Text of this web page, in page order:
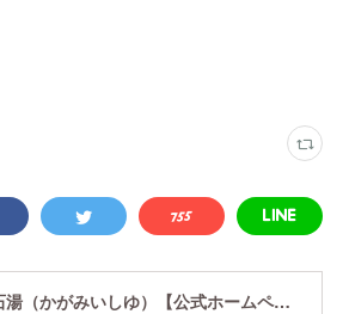
鏡石湯（かがみいしゆ）【公式ホームページ】